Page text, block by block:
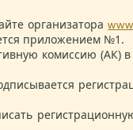
организатора
приложением №1.
комиссию (АК)